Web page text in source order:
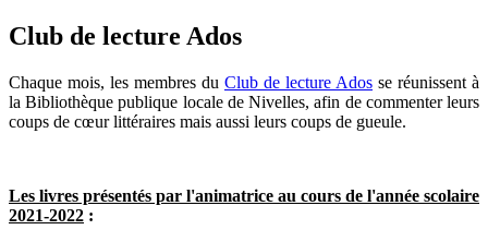
Club de lecture Ados
Chaque mois, les membres du Club de lecture Ados se réunissent à
la Bibliothèque publique locale de Nivelles, afin de commenter leurs
coups de cœur littéraires mais aussi leurs coups de gueule.
Les livres présentés par l'animatrice au cours de l'année scolaire
2021-2022 :